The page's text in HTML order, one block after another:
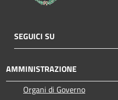
SEGUICI SU
AMMINISTRAZIONE
Organi di Governo